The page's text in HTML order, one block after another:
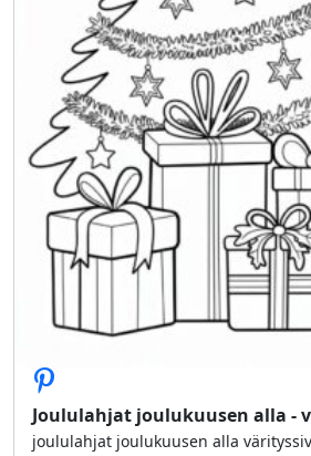
Joululahjat joulukuusen alla -
joululahjat joulukuusen alla